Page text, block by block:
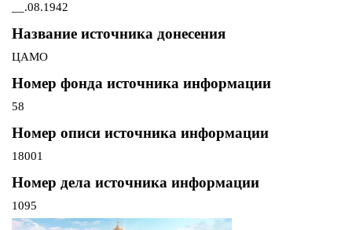
__.08.1942
Название источника донесения
ЦАМО
Номер фонда источника информации
58
Номер описи источника информации
18001
Номер дела источника информации
1095